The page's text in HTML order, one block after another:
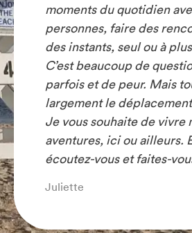
moments du quotidien
personnes, faire des
des instants, seul ou à
C’est beaucoup de
parfois et de peur. Mais
largement le
Je vous souhaite de vivre
aventures, ici ou ailleurs.
écoutez-vous et faites-
Juliette